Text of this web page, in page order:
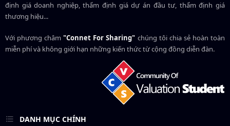
định giá doanh nghiệp, thẩm định giá dự án đầu tư, thẩm định giá
thương hiệu...
Với phương châm"Connet For Sharing" chúng tôi chia sẻ hoàn toàn
miễn phí và không giới hạn những kiến thức từ cộng đồng diễn đàn.
DANH MỤC CHÍNH